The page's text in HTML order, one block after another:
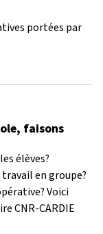
portées par
faisons
élèves?
en groupe?
Voici
CNR-CARDIE